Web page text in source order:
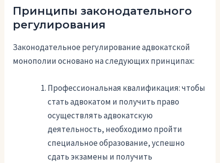
Принципы законодательного
регулирования
Законодательное регулирование адвокатской
монополии основано на следующих принципах:
Профессиональная квалификация: чтобы
стать адвокатом и получить право
осуществлять адвокатскую
деятельность, необходимо пройти
специальное образование, успешно
сдать экзамены и получить